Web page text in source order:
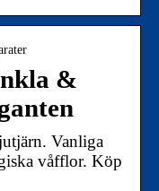
&
Vanliga
våfflor. Köp